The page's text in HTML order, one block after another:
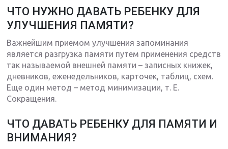
ЧТО НУЖНО ДАВАТЬ РЕБЕНКУ ДЛЯ
УЛУЧШЕНИЯ ПАМЯТИ?
Важнейшим приемом улучшения запоминания
является разгрузка памяти путем применения средств
так называемой внешней памяти – записных книжек,
дневников, еженедельников, карточек, таблиц, схем.
Еще один метод – метод минимизации, т. Е.
Сокращения.
ЧТО ДАВАТЬ РЕБЕНКУ ДЛЯ ПАМЯТИ И
ВНИМАНИЯ?